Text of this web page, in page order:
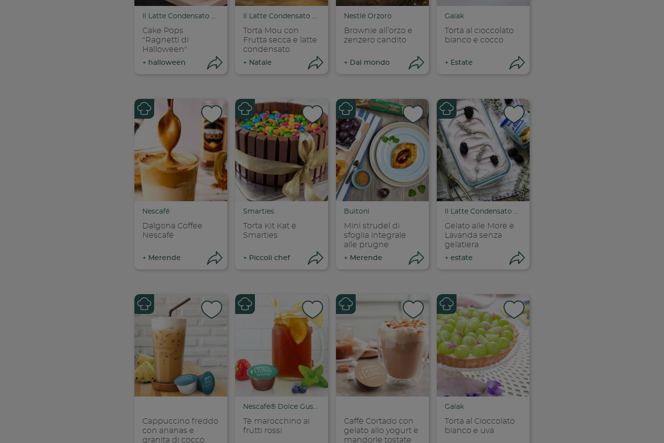
Il Latte Condensato Nestlé
Cake Pops
"Ragnetti di
Halloween"
+ halloween Apri condivisione
Condividi su facebook
Copia link
Il Latte Condensato Nestlé
Torta Mou con
Frutta secca e latte
condensato
+ Natale Apri condivisione
Condividi su facebook
Copia link
Nestlé Orzoro
Brownie all’orzo e
zenzero candito
+ Dal mondo Apri condivisione
Condividi su facebook
Copia link
Galak
Torta al cioccolato
bianco e cocco
+ Estate
Condividi su
Copia link
Nescafé
Dalgona Coffee
Nescafé
+ Merende Apri condivisione
Condividi su facebook
Copia link
Smarties
Torta Kit Kat e
Smarties
+ Piccoli chef Apri condivisione
Condividi su facebook
Copia link
Buitoni
Mini strudel di
sfoglia integrale
alle prugne
+ Merende Apri condivisione
Condividi su facebook
Copia link
Il Latte Condensato Nestlé
Gelato alle More e
Lavanda senza
gelatiera
+estate
Condividi su
Copia link
Cappuccino freddo
con ananas e
granita di cocco
Nescafé® Dolce Gusto®
Tè marocchino ai
frutti rossi
Caffè Cortado con
gelato allo yogurt e
mandorle tostate
Galak
Torta al Cioccolato
bianco e uva